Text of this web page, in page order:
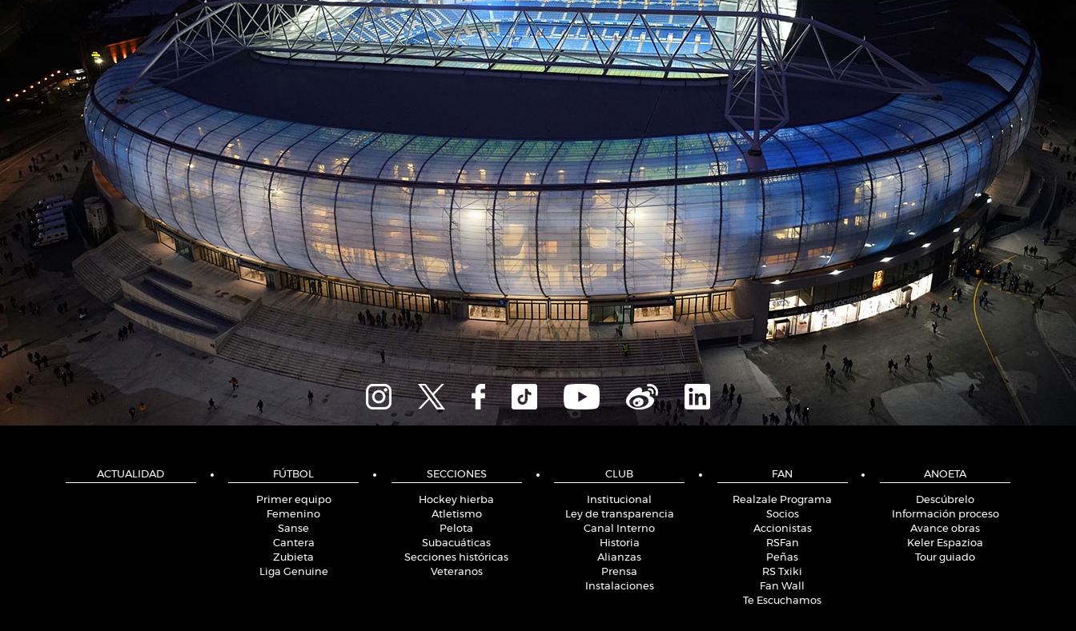
ACTUALIDAD FÚTBOL
Primer equipo
Femenino
Sanse
Cantera
Zubieta
Liga Genuine
SECCIONES
Hockey hierba
Atletismo
Pelota
Subacuáticas
Secciones históricas
Veteranos
CLUB
Institucional
Ley de transparencia
Canal Interno
Historia
Alianzas
Prensa
Instalaciones
FAN
Realzale Programa
Socios
Accionistas
RSFan
Peñas
RS Txiki
Fan Wall
Te Escuchamos
ANOETA
Descúbrelo
Información proceso
Avance obras
Keler Espazioa
Tour guiado